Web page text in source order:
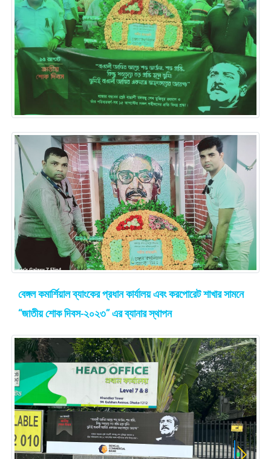
বেঙ্গল কমার্শিয়াল ব্যাংকের প্রধান কার্যালয় এবং করপোরেট শাখার সামনে
“জাতীয় শোক দিবস-২০২৩” এর ব্যানার স্থাপন